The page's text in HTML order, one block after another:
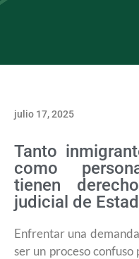
julio 17, 2025
Tanto
como
tienen
judicial de
Enfrentar una
ser un proceso